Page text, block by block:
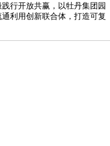
行开放共赢，以牡丹集团园
利用创新联合体，打造可复